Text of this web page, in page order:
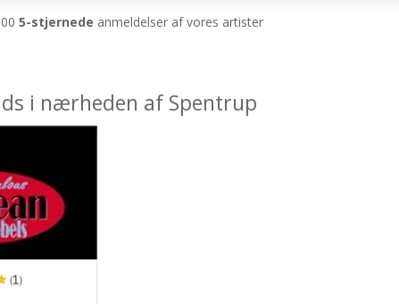
5-stjernede anmeldelser af vores artister
i nærheden af Spentrup
(1)